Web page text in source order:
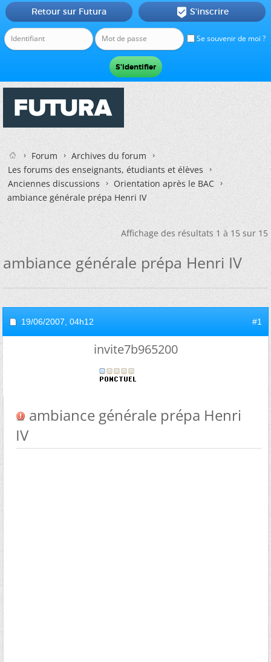
Se souvenir de moi ?
Retour sur Futura  S'inscrire
Forum
Archives du forum
Les forums des enseignants, étudiants et élèves
Anciennes discussions
Orientation après le BAC
ambiance générale prépa Henri IV
Affichage des résultats 1 à 15 sur 15
ambiance générale prépa Henri IV
19/06/2007, 04h12 #1
invite7b965200
ambiance générale prépa Henri
IV